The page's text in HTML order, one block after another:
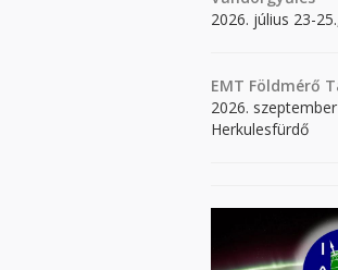
2026. július 23-
EMT Földmérő
2026.
Herkulesfürdő